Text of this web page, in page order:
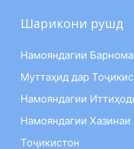
Шарикони рушд
Намояндагии
Муттаҳид дар
Намояндагии
Намояндагии
Тоҷикистон